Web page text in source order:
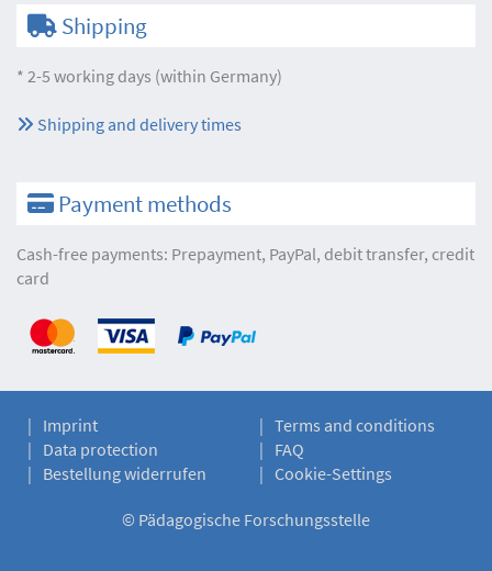
Shipping
* 2-5 working days (within Germany)
Shipping and delivery times
Payment methods
Cash-free payments: Prepayment, PayPal, debit transfer, credit
card
Imprint
Terms and conditions
Data protection
FAQ
Bestellung widerrufen
Cookie-Settings
© Pädagogische Forschungsstelle